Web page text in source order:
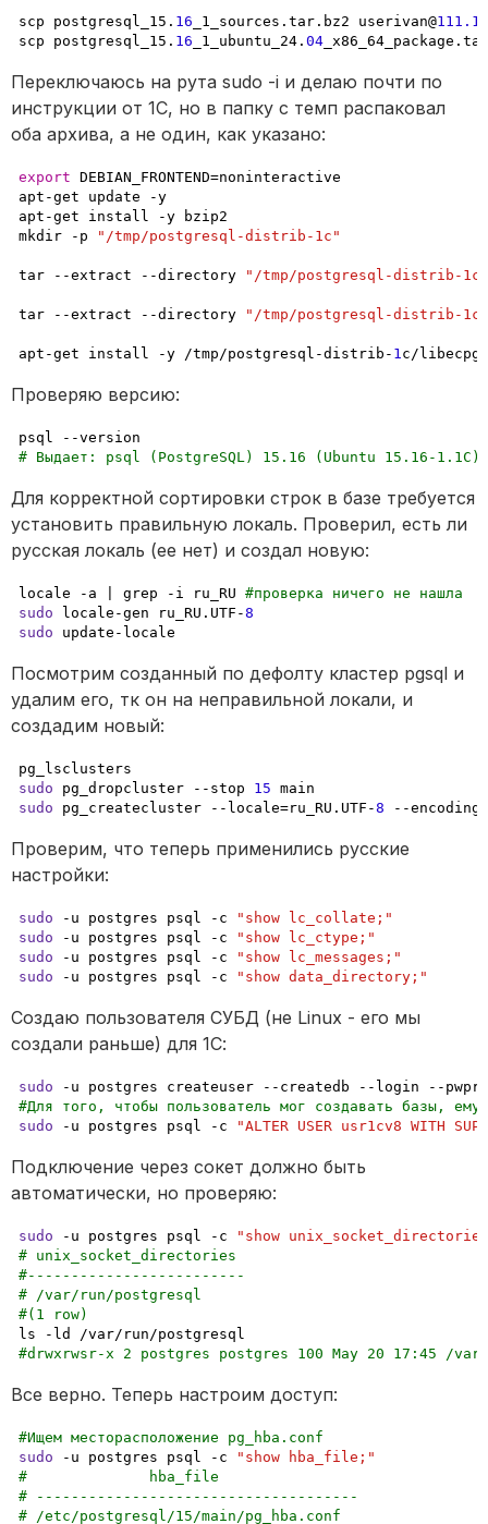
scp postgresql_15. 16 _1_sources.tar.bz2 userivan@
scp postgresql_15. 16 _1_ubuntu_24. 04
Переключаюсь на рута sudo -i и делаю почти по
инструкции от 1С, но в папку с темп распаковал
оба архива, а не один, как указано:
export DEBIAN_FRONTEND=noninteractive
apt-get update -y
apt-get install -y bzip2
mkdir -p
"/tmp/postgresql-distrib-1c"
tar --extract --directory "/tmp/postgresql-distrib-1c"
tar --extract --directory "/tmp/postgresql-distrib-1c"
apt-get install -y /tmp/postgresql-distrib- 1 c/
Проверяю версию:
# Выдает: psql (PostgreSQL) 15.16 (Ubuntu 15.16-1.1C)
Для корректной сортировки строк в базе требуется
установить правильную локаль. Проверил, есть ли
русская локаль (ее нет) и создал новую:
locale -a | grep -i ru_RU #проверка ничего не нашла
sudo locale-gen ru_RU.UTF-8
sudo update-locale
Посмотрим созданный по дефолту кластер pgsql и
удалим его, тк он на неправильной локали, и
создадим новый:
sudo pg_dropcluster --stop 15
sudo pg_createcluster --locale=ru_RU.UTF-8 --
Проверим, что теперь применились русские
настройки:
sudo -u postgres psql -c
"show lc_collate;"
sudo -u postgres psql -c
"show lc_ctype;"
sudo -u postgres psql -c
"show lc_messages;"
sudo -u postgres psql -c "show data_directory;"
Создаю пользователя СУБД (не Linux - его мы
создали раньше) для 1С:
sudo
#Для того, чтобы пользователь мог создавать базы, ему
sudo -u postgres psql -c "ALTER USER usr1cv8 WITH
Подключение через сокет должно быть
автоматически, но проверяю:
sudo -u postgres psql -c
"show
# unix_socket_directories
#-------------------------
# /var/run/postgresql
#(1 row)
#drwxrwsr-x 2 postgres postgres 100 May 20 17:45 /
Все верно. Теперь настроим доступ:
#Ищем месторасположение pg_hba.conf
sudo -u postgres psql -c
"show hba_file;"
#              hba_file
# -------------------------------------
# /etc/postgresql/15/main/pg_hba.conf